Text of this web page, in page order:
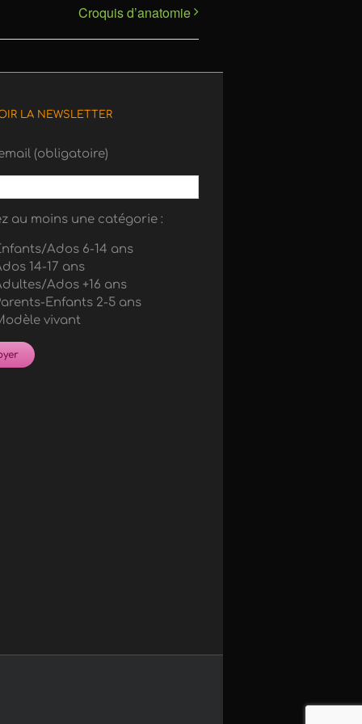
Croquis d’anatomie
LA NEWSLETTER
(obligatoire)
au moins une catégorie :
Ados 6-14 ans
14-17 ans
Ados +16 ans
Enfants 2-5 ans
vivant